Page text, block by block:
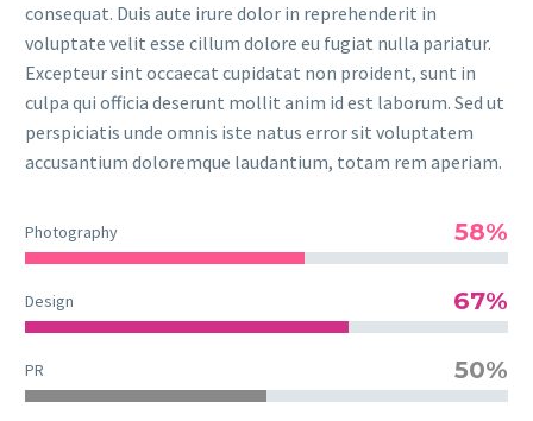
consequat. Duis aute irure dolor in reprehenderit in
voluptate velit esse cillum dolore eu fugiat nulla pariatur.
Excepteur sint occaecat cupidatat non proident, sunt in
culpa qui officia deserunt mollit anim id est laborum. Sed ut
perspiciatis unde omnis iste natus error sit voluptatem
accusantium doloremque laudantium, totam rem aperiam.
Photography 58%
Design 67%
PR 50%